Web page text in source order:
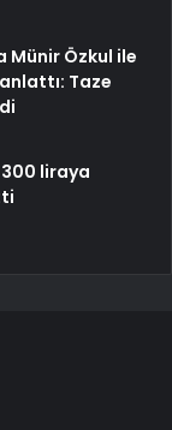
Münir Özkul ile
Taze
liraya